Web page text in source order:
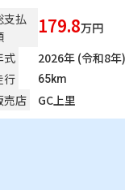
支払
179.8万円
式
2026年 (令和8年)
行
65km
売店 GC上里